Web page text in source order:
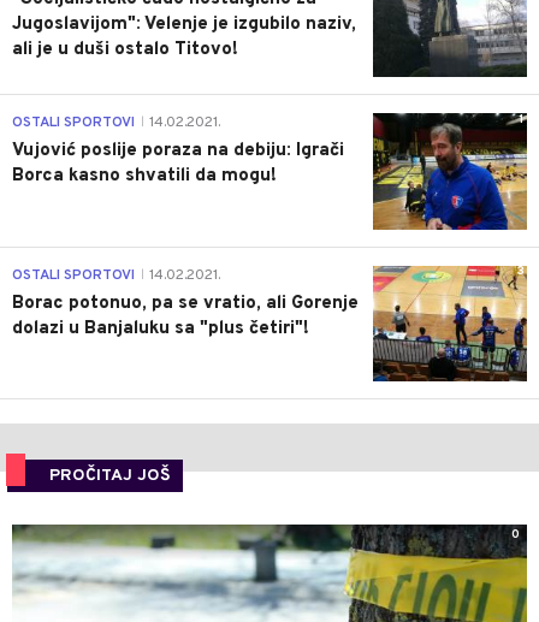
Jugoslavijom": Velenje je izgubilo naziv,
ali je u duši ostalo Titovo!
1
OSTALI SPORTOVI 14.02.2021.
Vujović poslije poraza na debiju: Igrači
Borca kasno shvatili da mogu!
3
OSTALI SPORTOVI 14.02.2021.
Borac potonuo, pa se vratio, ali Gorenje
dolazi u Banjaluku sa "plus četiri"!
PROČITAJ JOŠ
0